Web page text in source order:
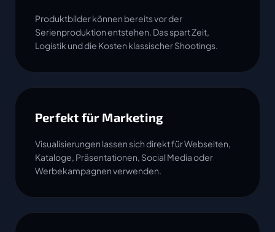
Produktbilder können bereits vor der
Serienproduktion entstehen. Das spart Zeit,
Logistik und die Kosten klassischer Shootings.
Perfekt für Marketing
Visualisierungen lassen sich direkt für Webseiten,
Kataloge, Präsentationen, Social Media oder
Werbekampagnen verwenden.